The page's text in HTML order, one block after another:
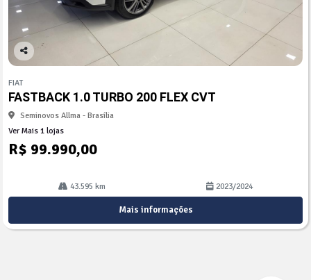
Co
arti
lhe
FIAT
FASTBACK 1.0 TURBO 200 FLEX CVT
Seminovos Allma - Brasília
Ver Mais 1 lojas
R$ 99.990,00
43.595 km 2023/2024
Mais informações